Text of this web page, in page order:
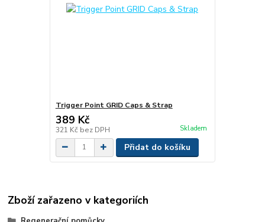
Trigger Point GRID Caps & Strap
389 Kč
321 Kč bez DPH Skladem
Přidat do košíku
Zboží zařazeno v kategoriích